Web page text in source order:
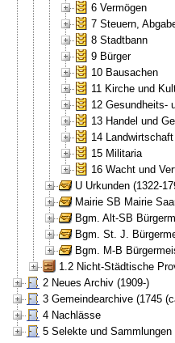
6 Vermögen
7 Steuern,
8 Stadtbann
9 Bürger
10 Bausachen
11 Kirche und
12 Gesundheits-
13 Handel und
14 Landwirtschaft
15 Militaria
16 Wacht und
U Urkunden (1322-
Mairie SB Mairie
Bgm. Alt-SB
Bgm. St. J.
Bgm. M-B
1.2 Nicht-Städtische
2 Neues Archiv (1909-)
3 Gemeindearchive (1745
4 Nachlässe
5 Selekte und Sammlungen